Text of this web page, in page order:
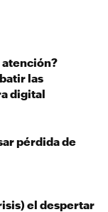
atención?
las
digital
pérdida de
el despertar